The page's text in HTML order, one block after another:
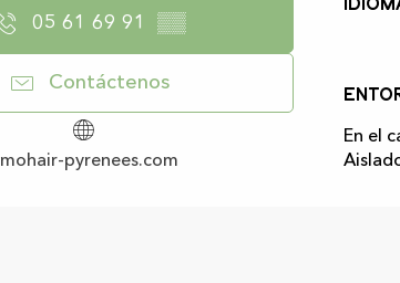
05 61 69 91 ▒▒
Contáctenos
mohair-pyrenees.com
En el